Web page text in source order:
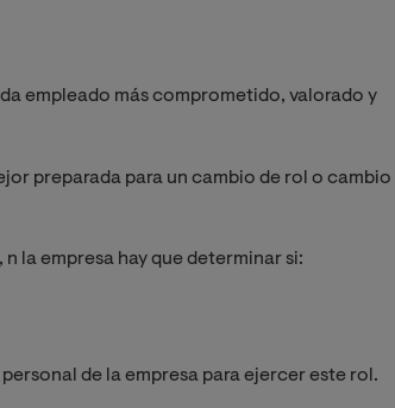
empleado más comprometido, valorado y
preparada para un cambio de rol o cambio
la empresa hay que determinar si:
de la empresa para ejercer este rol.